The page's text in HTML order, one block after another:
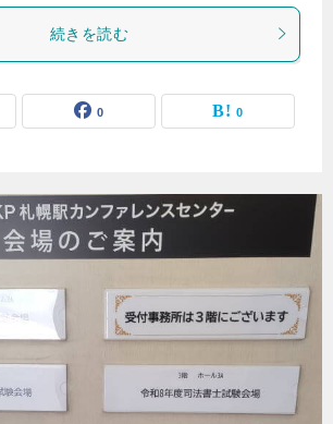
続きを読む
0 0